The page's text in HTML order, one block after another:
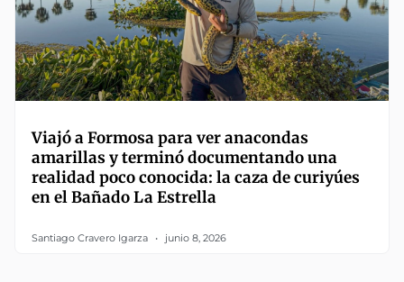
Viajó a Formosa para ver anacondas
amarillas y terminó documentando una
realidad poco conocida: la caza de curiyúes
en el Bañado La Estrella
Santiago Cravero Igarza junio 8, 2026